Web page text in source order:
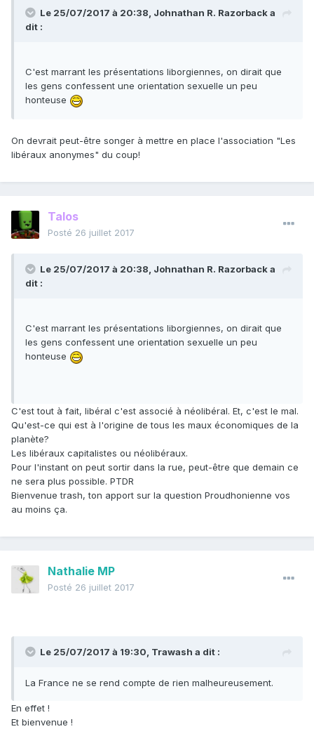
Le 25/07/2017 à 20:38, Johnathan R. Razorbacka
dit :
C'est marrant les présentations liborgiennes, on dirait que
les gens confessent une orientation sexuelle un peu
honteuse
On devrait peut-être songer à mettre en place l'association "Les
libéraux anonymes" du coup!
Talos
Posté 26 juillet 2017
Le 25/07/2017 à 20:38, Johnathan R. Razorbacka
dit :
C'est marrant les présentations liborgiennes, on dirait que
les gens confessent une orientation sexuelle un peu
honteuse
C'est tout à fait, libéral c'est associé à néolibéral. Et, c'est le mal.
Qu'est-ce qui est à l'origine de tous les maux économiques de la
planète?
Les libéraux capitalistes ou néolibéraux.
Pour l'instant on peut sortir dans la rue, peut-être que demain ce
ne sera plus possible. PTDR
Bienvenue trash, ton apport sur la question Proudhonienne vos
au moins ça.
Nathalie MP
Posté 26 juillet 2017
Le 25/07/2017 à 19:30, Trawash a dit :
La France ne se rend compte de rien malheureusement.
En effet !
Et bienvenue !